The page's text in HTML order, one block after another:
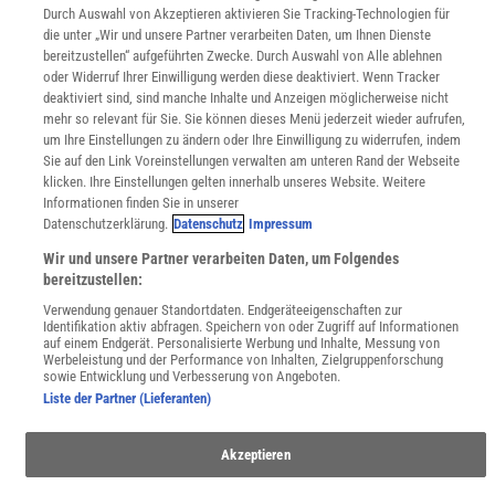
Wissenschaft in die Schulen
SciLogs
Uns finden Sie auch hier:
Durch Auswahl von Akzeptieren aktivieren Sie Tracking-Technologien für
die unter „Wir und unsere Partner verarbeiten Daten, um Ihnen Dienste
bereitzustellen“ aufgeführten Zwecke. Durch Auswahl von Alle ablehnen
oder Widerruf Ihrer Einwilligung werden diese deaktiviert. Wenn Tracker
deaktiviert sind, sind manche Inhalte und Anzeigen möglicherweise nicht
mehr so relevant für Sie. Sie können dieses Menü jederzeit wieder aufrufen,
um Ihre Einstellungen zu ändern oder Ihre Einwilligung zu widerrufen, indem
Sie auf den Link Voreinstellungen verwalten am unteren Rand der Webseite
klicken. Ihre Einstellungen gelten innerhalb unseres Website. Weitere
Informationen finden Sie in unserer
Datenschutzerklärung. Datenschutz Impressum
Wir und unsere Partner verarbeiten Daten, um Folgendes
bereitzustellen:
Verwendung genauer Standortdaten. Endgeräteeigenschaften zur
Identifikation aktiv abfragen. Speichern von oder Zugriff auf Informationen
auf einem Endgerät. Personalisierte Werbung und Inhalte, Messung von
Werbeleistung und der Performance von Inhalten, Zielgruppenforschung
sowie Entwicklung und Verbesserung von Angeboten.
Liste der Partner (Lieferanten)
Akzeptieren